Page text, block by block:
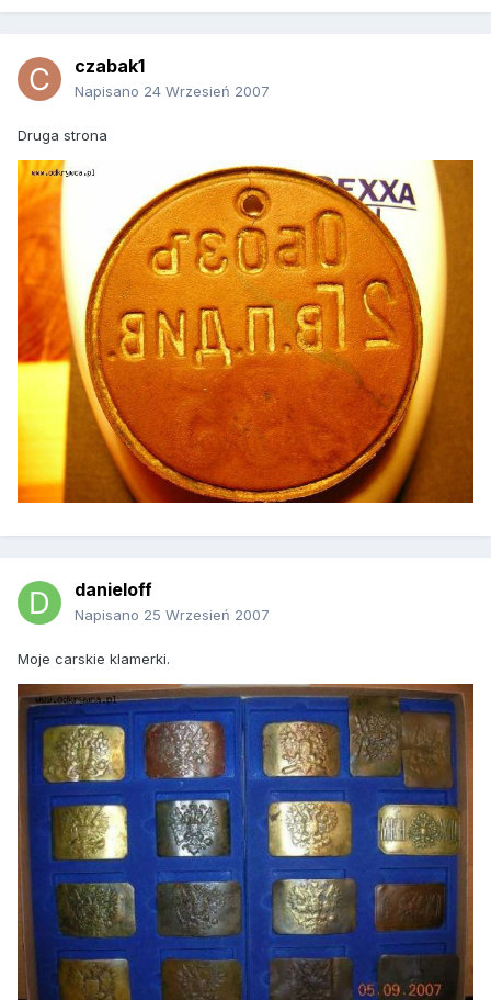
czabak1
Napisano 24 Wrzesień 2007
Druga strona
danieloff
Napisano 25 Wrzesień 2007
Moje carskie klamerki.